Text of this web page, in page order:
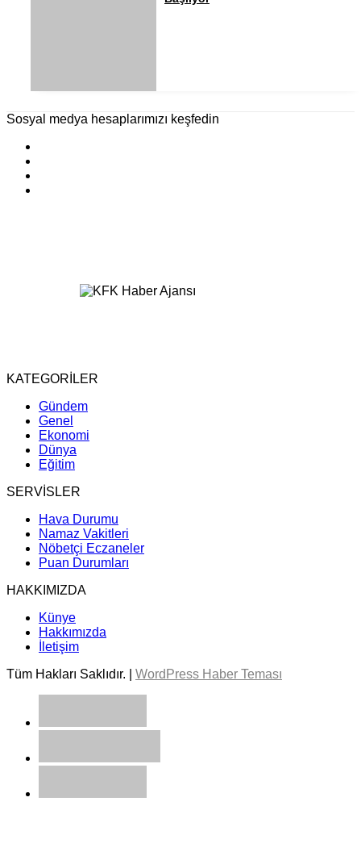
Sosyal medya hesaplarımızı keşfedin
KATEGORİLER
Gündem
Genel
Ekonomi
Dünya
Eğitim
SERVİSLER
Hava Durumu
Namaz Vakitleri
Nöbetçi Eczaneler
Puan Durumları
HAKKIMIZDA
Künye
Hakkımızda
İletişim
Tüm Hakları Saklıdır. | WordPress Haber Teması